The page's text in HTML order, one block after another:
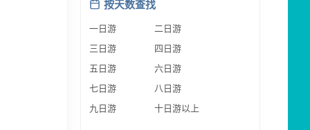
按天数查找
一日游
二日游
三日游
四日游
五日游
六日游
七日游
八日游
九日游
十日游以上